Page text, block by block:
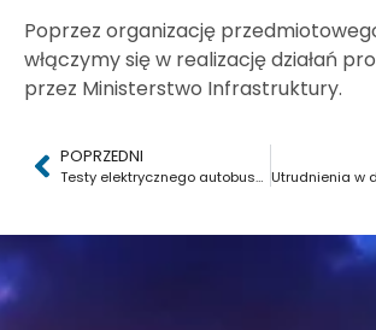
Poprzez organizację
włączymy się w realizację działań
przez Ministerstwo Infrastruktury.
POPRZEDNI
Testy elektrycznego autobusu – darmowe przejazdy